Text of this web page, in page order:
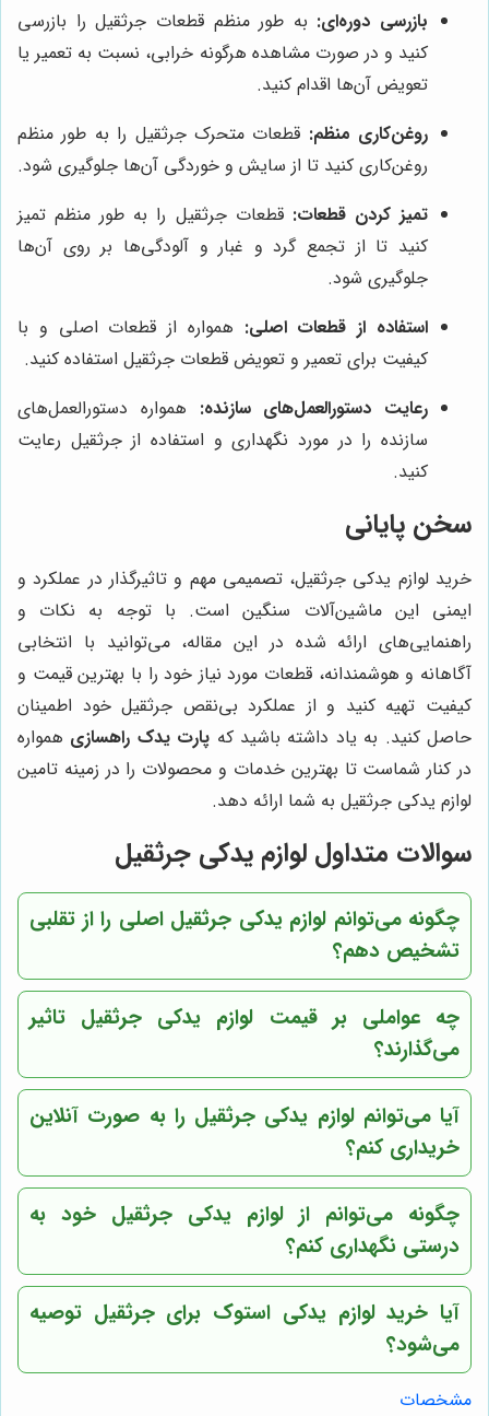
بازرسی دوره‌ای: به طور منظم قطعات جرثقیل را بازرسی
کنید و در صورت مشاهده هرگونه خرابی، نسبت به تعمیر یا
تعویض آن‌ها اقدام کنید.
روغن‌کاری منظم: قطعات متحرک جرثقیل را به طور منظم
روغن‌کاری کنید تا از سایش و خوردگی آن‌ها جلوگیری شود.
تمیز کردن قطعات: قطعات جرثقیل را به طور منظم تمیز
کنید تا از تجمع گرد و غبار و آلودگی‌ها بر روی آن‌ها
جلوگیری شود.
استفاده از قطعات اصلی: همواره از قطعات اصلی و با
کیفیت برای تعمیر و تعویض قطعات جرثقیل استفاده کنید.
رعایت دستورالعمل‌های سازنده: همواره دستورالعمل‌های
سازنده را در مورد نگهداری و استفاده از جرثقیل رعایت
کنید.
سخن پایانی
خرید لوازم یدکی جرثقیل، تصمیمی مهم و تاثیرگذار در عملکرد و
ایمنی این ماشین‌آلات سنگین است. با توجه به نکات و
راهنمایی‌های ارائه شده در این مقاله، می‌توانید با انتخابی
آگاهانه و هوشمندانه، قطعات مورد نیاز خود را با بهترین قیمت و
کیفیت تهیه کنید و از عملکرد بی‌نقص جرثقیل خود اطمینان
حاصل کنید. به یاد داشته باشید که پارت یدک راهسازی همواره
در کنار شماست تا بهترین خدمات و محصولات را در زمینه تامین
لوازم یدکی جرثقیل به شما ارائه دهد.
سوالات متداول لوازم یدکی جرثقیل
چگونه می‌توانم لوازم یدکی جرثقیل اصلی را از تقلبی
تشخیص دهم؟
چه عواملی بر قیمت لوازم یدکی جرثقیل تاثیر
می‌گذارند؟
آیا می‌توانم لوازم یدکی جرثقیل را به صورت آنلاین
خریداری کنم؟
چگونه می‌توانم از لوازم یدکی جرثقیل خود به
درستی نگهداری کنم؟
آیا خرید لوازم یدکی استوک برای جرثقیل توصیه
می‌شود؟
مشخصات